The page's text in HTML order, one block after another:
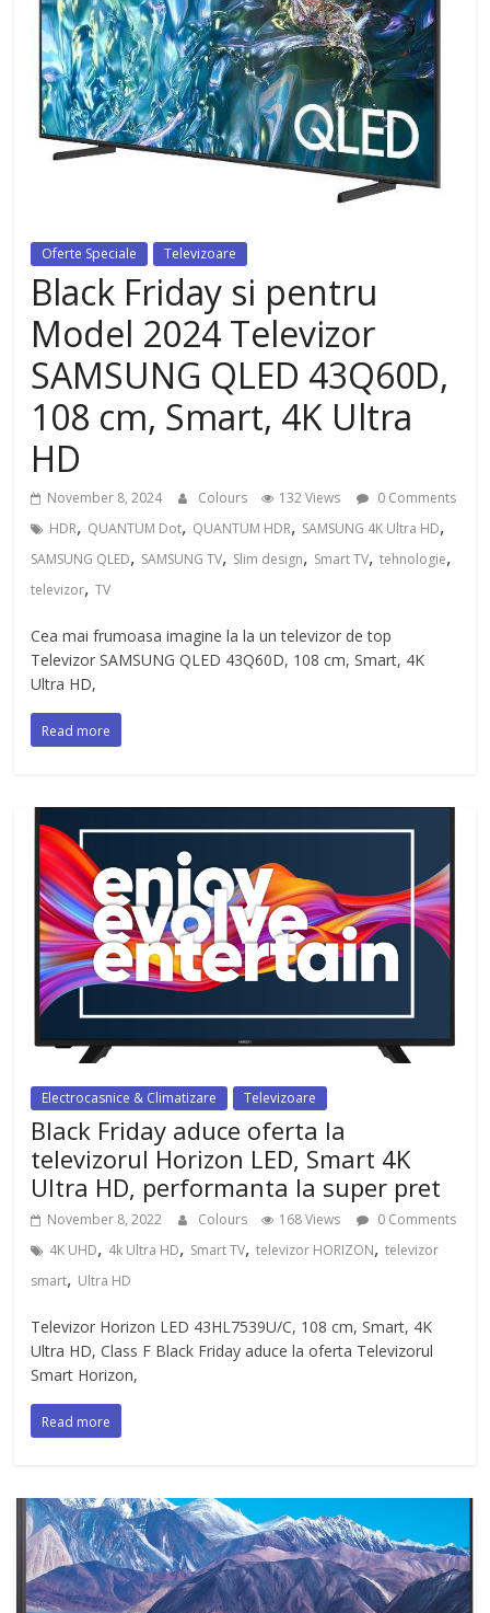
dezvoltat, cu Flexor Fitness-
dispozitiv pentru tonifiere muschi
Oferte Speciale Televizoare
Black Friday si pentru
Model 2024 Televizor
SAMSUNG QLED 43Q60D,
108 cm, Smart, 4K Ultra
HD
November 8, 2024 Colours 132 Views
0 Comments
HDR, QUANTUM Dot, QUANTUM HDR, SAMSUNG 4K Ultra HD,
SAMSUNG QLED, SAMSUNG TV, Slim design, Smart TV,tehnologie,
televizor,TV
Cea mai frumoasa imagine la la un televizor de top
Televizor SAMSUNG QLED 43Q60D, 108 cm, Smart, 4K
Ultra HD,
Read more
Electrocasnice & Climatizare Televizoare
Black Friday aduce oferta la
televizorul Horizon LED, Smart 4K
Ultra HD, performanta la super pret
November 8, 2022 Colours 168 Views
0 Comments
4K UHD, 4k Ultra HD, Smart TV,televizor HORIZON,televizor
smart, Ultra HD
Televizor Horizon LED 43HL7539U/C, 108 cm, Smart, 4K
Ultra HD, Class F Black Friday aduce la oferta Televizorul
Smart Horizon,
Read more